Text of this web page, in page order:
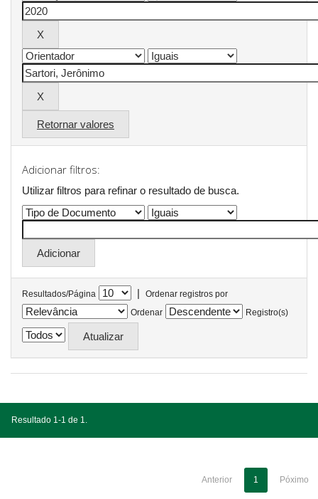
Retornar valores
Adicionar filtros:
Utilizar filtros para refinar o resultado de busca.
Resultados/Página |
Ordenar registros por
Ordenar
Registro(s)
Resultado 1-1 de 1.
Anterior 1 Póximo